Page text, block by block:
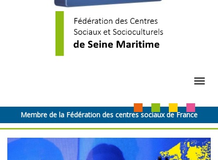
Membre de la Fédération des centres sociaux de France